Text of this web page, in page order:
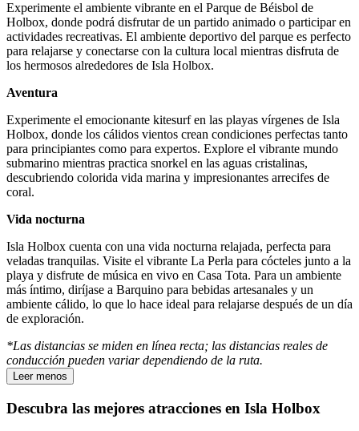
Experimente el ambiente vibrante en el Parque de Béisbol de
Holbox, donde podrá disfrutar de un partido animado o participar en
actividades recreativas. El ambiente deportivo del parque es perfecto
para relajarse y conectarse con la cultura local mientras disfruta de
los hermosos alrededores de Isla Holbox.
Aventura
Experimente el emocionante kitesurf en las playas vírgenes de Isla
Holbox, donde los cálidos vientos crean condiciones perfectas tanto
para principiantes como para expertos. Explore el vibrante mundo
submarino mientras practica snorkel en las aguas cristalinas,
descubriendo colorida vida marina y impresionantes arrecifes de
coral.
Vida nocturna
Isla Holbox cuenta con una vida nocturna relajada, perfecta para
veladas tranquilas. Visite el vibrante La Perla para cócteles junto a la
playa y disfrute de música en vivo en Casa Tota. Para un ambiente
más íntimo, diríjase a Barquino para bebidas artesanales y un
ambiente cálido, lo que lo hace ideal para relajarse después de un día
de exploración.
*Las distancias se miden en línea recta; las distancias reales de
conducción pueden variar dependiendo de la ruta.
Leer menos
Descubra las mejores atracciones en Isla Holbox